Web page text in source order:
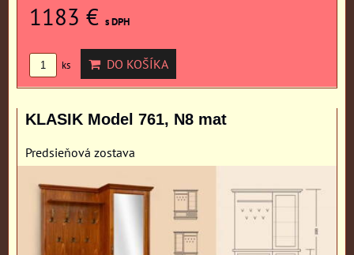
1183 € s DPH
ks DO KOŠÍKA
KLASIK Model 761, N8 mat
Predsieňová zostava